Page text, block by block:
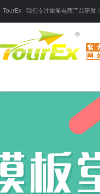
TourEx - 我们专注旅游电商产品研发！